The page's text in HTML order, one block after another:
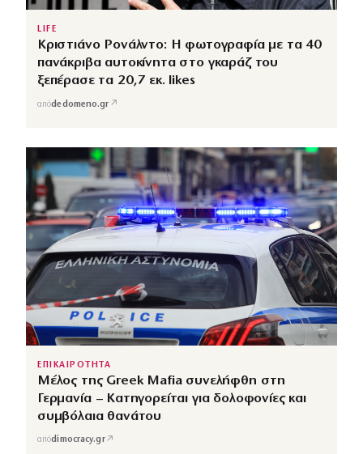
LIFE
Κριστιάνο Ρονάλντο: Η φωτογραφία με τα 40
πανάκριβα αυτοκίνητα στο γκαράζ του
ξεπέρασε τα 20,7 εκ. likes
απόdedomeno.gr ↗
ΕΠΙΚΑΙΡΟΤΗΤΑ
Μέλος της Greek Mafia συνελήφθη στη
Γερμανία – Κατηγορείται για δολοφονίες και
συμβόλαια θανάτου
απόdimocracy.gr↗